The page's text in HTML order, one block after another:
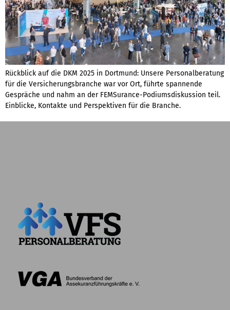
Rückblick auf die DKM 2025 in Dortmund: Unsere Personalberatung
für die Versicherungsbranche war vor Ort, führte spannende
Gespräche und nahm an der FEMSurance-Podiumsdiskussion teil.
Einblicke, Kontakte und Perspektiven für die Branche.